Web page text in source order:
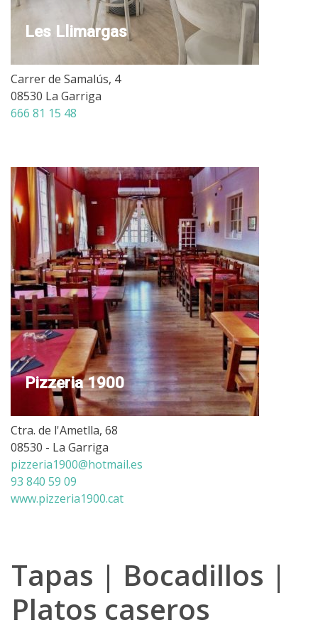
Les Llimargas
Carrer de Samalús, 4
08530 La Garriga
666 81 15 48
Pizzeria 1900
Ctra. de l'Ametlla, 68
08530 - La Garriga
pizzeria1900@hotmail.es
93 840 59 09
www.pizzeria1900.cat
Tapas | Bocadillos |
Platos caseros